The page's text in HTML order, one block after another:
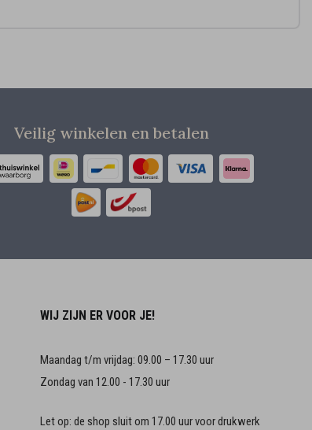
Veilig winkelen en betalen
WIJ ZIJN ER VOOR JE!
Maandag t/m vrijdag: 09.00 – 17.30 uur
Zondag van 12.00 - 17.30 uur
Let op: de shop sluit om 17.00 uur voor drukwerk